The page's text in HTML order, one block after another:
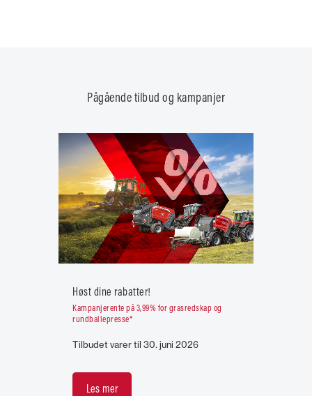
Pågående tilbud og kampanjer
Høst dine rabatter!
Kampanjerente på 3,99% for grasredskap og
rundballepresse*
Tilbudet varer til 30. juni 2026
Les mer